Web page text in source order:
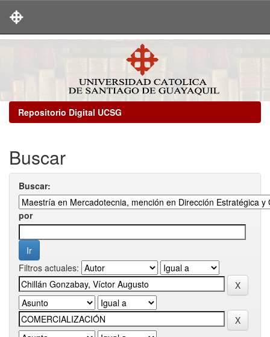
Repositorio Digital UCSG
Buscar
Buscar:
por
Filtros actuales: